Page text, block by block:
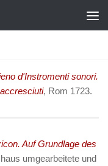
d'Instromenti sonori.
, Rom 1723.
Auf Grundlage des
umgearbeitete und